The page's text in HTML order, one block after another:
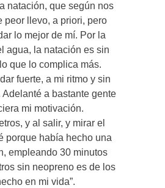
natación, que según nos
peor llevo, a priori, pero
lo mejor de mí. Por la
agua, la natación es sin
que lo complica más.
fuerte, a mi ritmo y sin
a bastante gente
mi motivación.
y al salir, y mirar el
porque había hecho una
empleando 30 minutos
sin neopreno es de los
en mi vida”.